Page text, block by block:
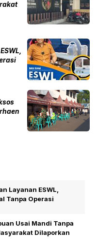
Layanan ESWL,
Tanpa Operasi
Usai Mandi Tanpa
Dilaporkan